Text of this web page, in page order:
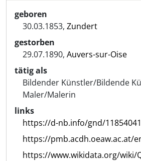
geboren
30.03.1853, Zundert
gestorben
29.07.1890, Auvers-sur-Oise
tätig als
Bildender Künstler/Bildende
Maler/Malerin
links
https://d-nb.info/gnd/
https://pmb.acdh.oeaw.ac.at/
https://www.wikidata.org/wiki/